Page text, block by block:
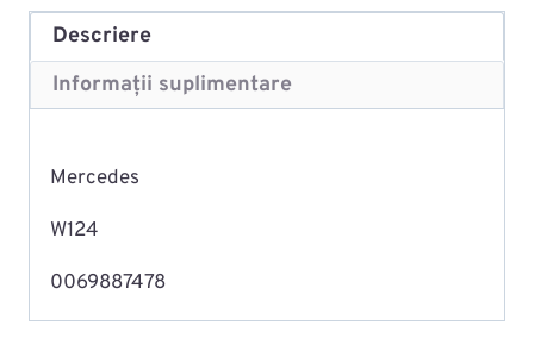
Descriere
Informații suplimentare
Mercedes
W124
0069887478